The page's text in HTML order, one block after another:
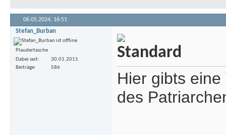
06.05.2024, 16:51
Stefan_Burban
Plaudertasche
Dabei seit
30.01.2011
Beiträge
586
Hier gibts
des